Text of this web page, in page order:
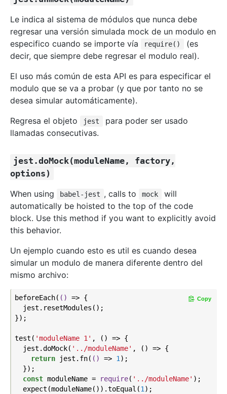
Le indica al sistema de módulos que nunca debe
regresar una versión simulada mock de un modulo en
especifico cuando se importe vía
require()
(es
decir, que siempre debe regresar el modulo real).
El uso más común de esta API es para especificar el
modulo que se va a probar (y que por tanto no se
desea simular automáticamente).
Regresa el objeto
jest
para poder ser usado
llamadas consecutivas.
jest.doMock(moduleName, factory,
options)
When using
babel-jest , calls to mock
will
automatically be hoisted to the top of the code
block. Use this method if you want to explicitly avoid
this behavior.
Un ejemplo cuando esto es util es cuando desea
simular un modulo de manera diferente dentro del
mismo archivo:
beforeEach( () => {
  jest.resetModules();
});
test( 'moduleName 1' , () => {
  jest.doMock(
'../moduleName' , () => {
return jest.fn( () => 1 );
  });
const moduleName = require( '../moduleName' );
  expect(moduleName()).toEqual(
1 );
Copy